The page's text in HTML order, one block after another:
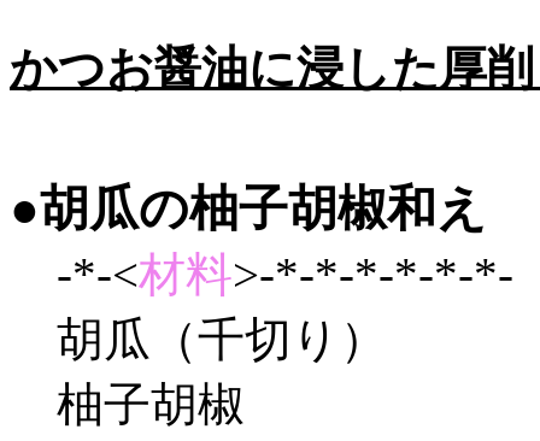
かつお醤油に浸した厚
●胡瓜の柚子胡椒和え
-*-<材料>-*-*-*-*-*-*-
胡瓜（千切り）
柚子胡椒